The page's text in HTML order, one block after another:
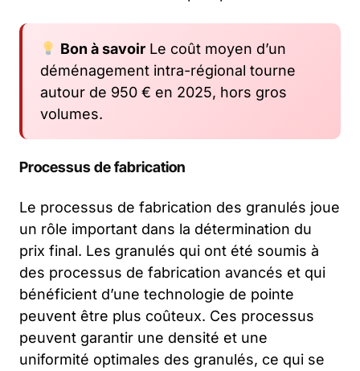
Bon à savoirLe coût moyen d’un
déménagement intra-régional tourne
autour de 950 € en 2025, hors gros
volumes.
Processus de fabrication
Le processus de fabrication des granulés joue
un rôle important dans la détermination du
prix final. Les granulés qui ont été soumis à
des processus de fabrication avancés et qui
bénéficient d’une technologie de pointe
peuvent être plus coûteux. Ces processus
peuvent garantir une densité et une
uniformité optimales des granulés, ce qui se